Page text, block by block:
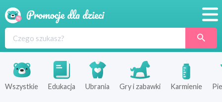
Produkty
Sklepy
Wszystkie Edukacja Ubrania Gry i zabawki Karmienie